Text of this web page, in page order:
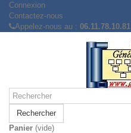
Connexion
Contactez-nous
Appelez-nous au : 06.11.78.10.81
Rechercher
Panier (vide)